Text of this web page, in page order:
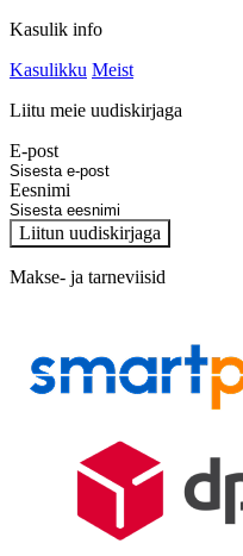
Kasulik info
Kasulikku Meist
Liitu meie uudiskirjaga
E-post
Eesnimi
Liitun uudiskirjaga
Makse- ja tarneviisid